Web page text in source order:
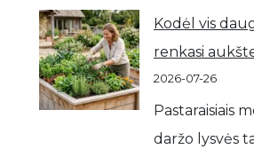
Kodėl vis
renkasi
2026-07-26
Pastaraisiais
daržo lysvės